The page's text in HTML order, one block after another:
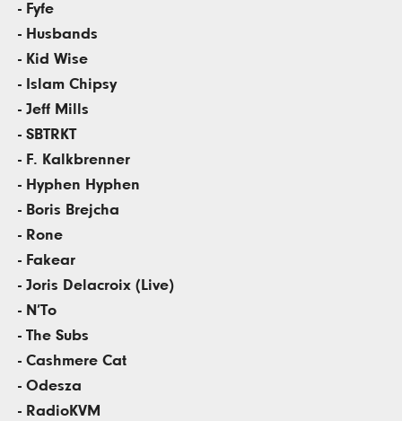
- Fyfe
- Husbands
- Kid Wise
- Islam Chipsy
- Jeff Mills
- SBTRKT
- F. Kalkbrenner
- Hyphen Hyphen
- Boris Brejcha
- Rone
- Fakear
- Joris Delacroix (Live)
- N’To
- The Subs
- Cashmere Cat
- Odesza
- RadioKVM